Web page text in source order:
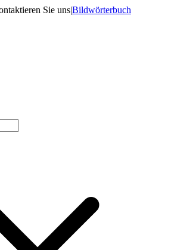
Sie uns|Bildwörterbuch